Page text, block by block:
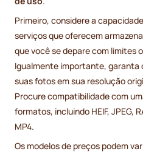
Primeiro, considere a
serviços que oferecem
que você se depare com limites
Igualmente importante, garanta
suas fotos em sua resolução
Procure compatibilidade com
formatos, incluindo HEIF, JPEG,
MP4.
Os modelos de preços podem